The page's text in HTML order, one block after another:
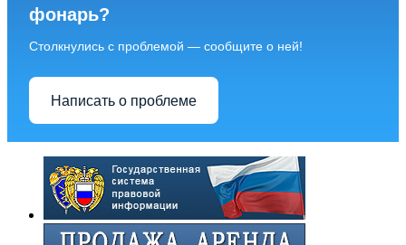
фонарь?
Столкнулись с проблемой — сообщите о ней!
Написать о проблеме